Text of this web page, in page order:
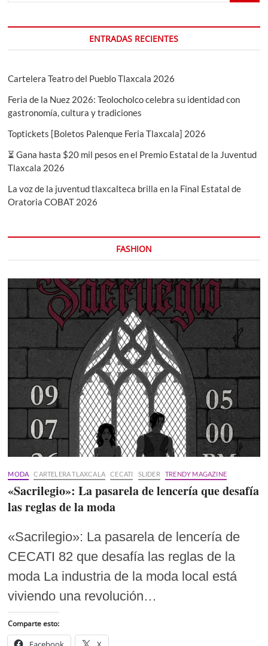
San
del
ENTRADAS RECIENTES
Cartelera Teatro del Pueblo Tlaxcala 2026
Feria de la Nuez 2026: Teolocholco celebra su identidad con
gastronomía, cultura y tradiciones
Toptickets [Boletos Palenque Feria Tlaxcala] 2026
⏳ Gana hasta $20 mil pesos en el Premio Estatal de la Juventud
Tlaxcala 2026
La voz de la juventud tlaxcalteca brilla en la Final Estatal de
Oratoria COBAT 2026
FASHION
MODA CARTELERA TLAXCALA CECATI SLIDER TRENDY MAGAZINE
«Sacrilegio»: La pasarela de lencería que desafía
las reglas de la moda
«Sacrilegio»: La pasarela de lencería de
CECATI 82 que desafía las reglas de la
moda La industria de la moda local está
viviendo una revolución…
Comparte esto: